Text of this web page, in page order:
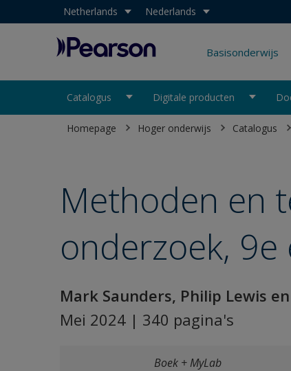
Select your country:
Netherlands Select your language:
Nederlands
Pearson Basisonderwijs
Catalogus Digitale producten
Homepage Hoger onderwijs Catalogus
Methoden en
onderzoek, 9e
Mark Saunders, Philip Lewis
Mei 2024 | 340 pagina's
Boek + MyLab